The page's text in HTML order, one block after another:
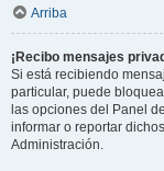
Arriba
¡Recibo mensajes
Si está recibiendo
particular, puede
las opciones del Panel
informar o reportar
Administración.